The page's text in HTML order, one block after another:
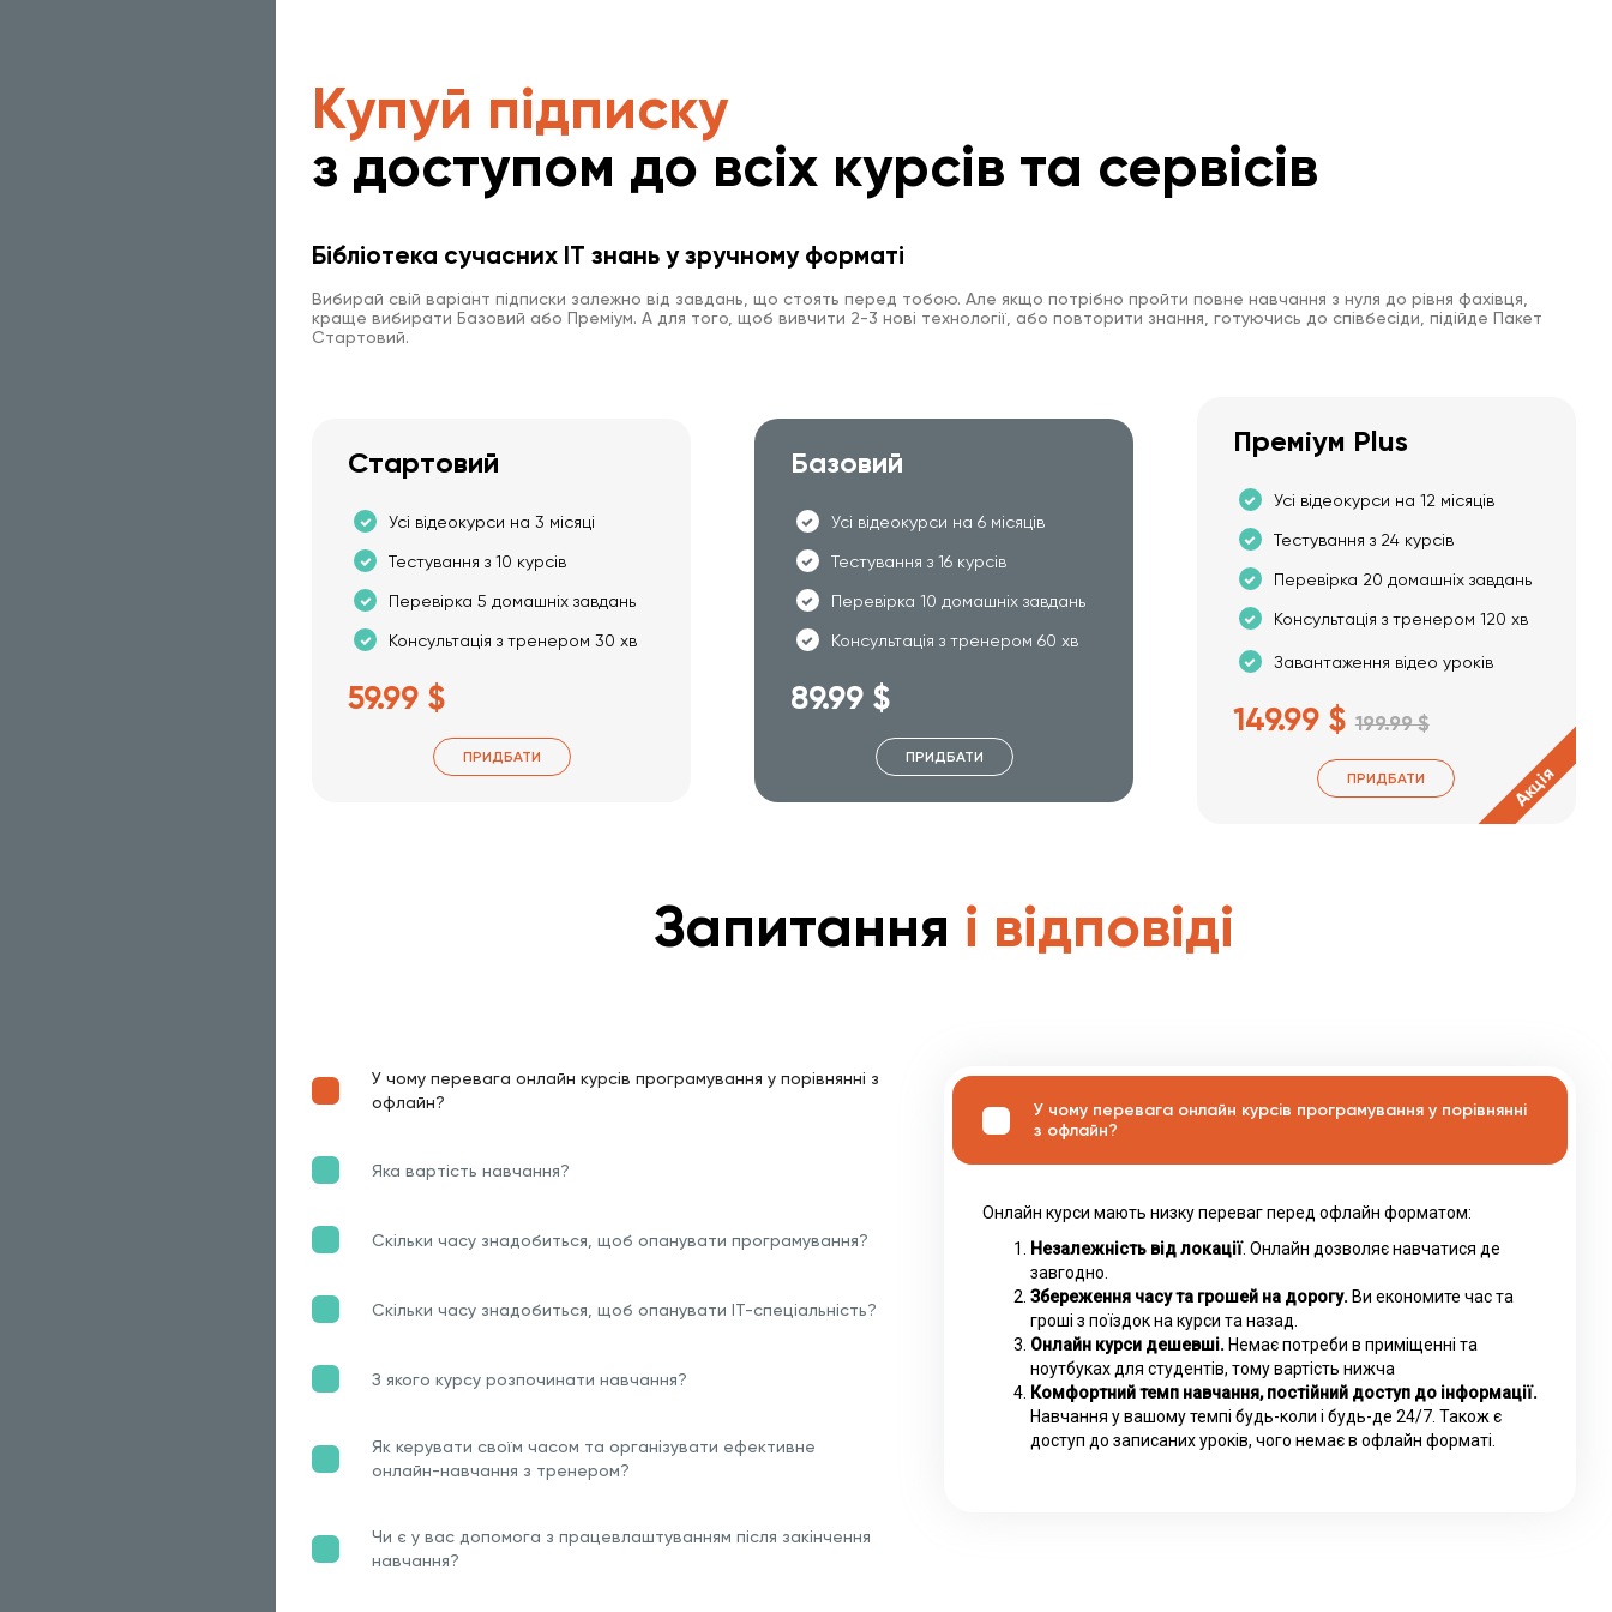
Купуй підписку
з доступом до всіх курсів та сервісів
Бібліотека сучасних IT знань у зручному форматі
Вибирай свій варіант підписки залежно від завдань, що стоять перед тобою. Але якщо потрібно пройти повне навчання з нуля до рівня фахівця,
краще вибирати Базовий або Преміум. А для того, щоб вивчити 2-3 нові технології, або повторити знання, готуючись до співбесіди, підійде Пакет
Стартовий.
Стартовий
Усі відеокурси на 3 місяці
Тестування з 10 курсів
Перевірка 5 домашніх завдань
Консультація з тренером 30 хв
59.99 $
ПРИДБАТИ
Базовий
Усі відеокурси на 6 місяців
Тестування з 16 курсів
Перевірка 10 домашніх завдань
Консультація з тренером 60 хв
89.99 $
ПРИДБАТИ
Преміум Plus
Усі відеокурси на 12 місяців
Тестування з 24 курсів
Перевірка 20 домашніх завдань
Консультація з тренером 120 хв
Завантаження відео уроків
149.99 $ 199.99 $
ПРИДБАТИ Акція
Запитання і відповіді
У чому перевага онлайн курсів програмування у порівнянні з
офлайн?
Яка вартість навчання?
Скільки часу знадобиться, щоб опанувати програмування?
Скільки часу знадобиться, щоб опанувати ІТ-спеціальність?
З якого курсу розпочинати навчання?
Як керувати своїм часом та організувати ефективне
онлайн-навчання з тренером?
Чи є у вас допомога з працевлаштуванням після закінчення
навчання?
У чому перевага онлайн курсів програмування у порівнянні
з офлайн?
Онлайн курси мають низку переваг перед офлайн форматом:
Незалежність від локації. Онлайн дозволяє навчатися де
завгодно.
Збереження часу та грошей на дорогу. Ви економите час та
гроші з поїздок на курси та назад.
Онлайн курси дешевші. Немає потреби в приміщенні та
ноутбуках для студентів, тому вартість нижча
Комфортний темп навчання, постійний доступ до інформації.
Навчання у вашому темпі будь-коли і будь-де 24/7. Також є
доступ до записаних уроків, чого немає в офлайн форматі.